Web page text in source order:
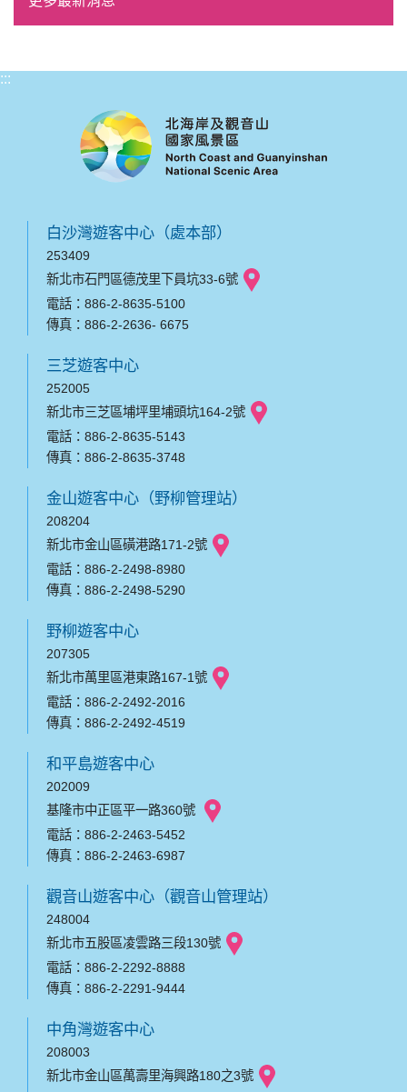
:::
白沙灣遊客中心（處本部）
253409
新北市石門區德茂里下員坑33-6號
電話：886-2-8635-5100
傳真：886-2-2636- 6675
三芝遊客中心
252005
新北市三芝區埔坪里埔頭坑164-2號
電話：886-2-8635-5143
傳真：886-2-8635-3748
金山遊客中心（野柳管理站）
208204
新北市金山區磺港路171-2號
電話：886-2-2498-8980
傳真：886-2-2498-5290
野柳遊客中心
207305
新北市萬里區港東路167-1號
電話：886-2-2492-2016
傳真：886-2-2492-4519
和平島遊客中心
202009
基隆市中正區平一路360號
電話：886-2-2463-5452
傳真：886-2-2463-6987
觀音山遊客中心（觀音山管理站）
248004
新北市五股區凌雲路三段130號
電話：886-2-2292-8888
傳真：886-2-2291-9444
中角灣遊客中心
208003
新北市金山區萬壽里海興路180之3號